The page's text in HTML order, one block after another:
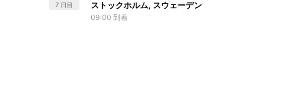
7 日目 ストックホルム, スウェーデン
09:00 到着